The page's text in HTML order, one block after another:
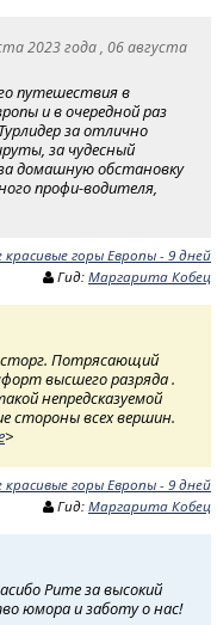
2023 года , 06 августа
путешествия в
и в очередной раз
за отлично
за чудесный
домашную обстановку
профи-водителя,
горы Европы - 9 дней
Гид: Маргарита Кобец
Потрясающий
высшего разряда .
непредсказуемой
стороны всех вершин.
>
горы Европы - 9 дней
Гид: Маргарита Кобец
Рите за высокий
юмора и заботу о нас!